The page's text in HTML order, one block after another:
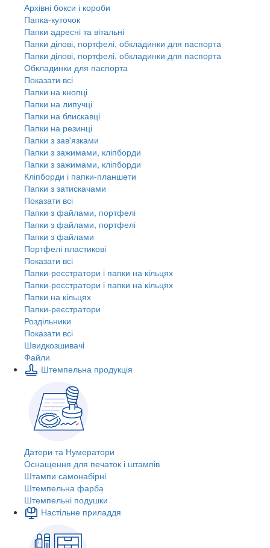
Архівні бокси і короби
Папка-куточок
Папки адресні та вітальні
Папки ділові, портфелі, обкладинки для паспорта
Папки ділові, портфелі, обкладинки для паспорта
Обкладинки для паспорта
Показати всі
Папки на кнопці
Папки на липучці
Папки на блискавці
Папки на резинці
Папки з зав'язками
Папки з зажимами, кліпборди
Папки з зажимами, кліпборди
Кліпборди і папки-планшети
Папки з затискачами
Показати всі
Папки з файлами, портфелі
Папки з файлами, портфелі
Папки з файлами
Портфелі пластикові
Показати всі
Папки-реєстратори і папки на кільцях
Папки-реєстратори і папки на кільцях
Папки на кільцях
Папки-реєстратори
Роздільники
Показати всі
Швидкозшивачi
Файли
Штемпельна продукція
Датери та Нумератори
Оснащення для печаток і штампів
Штампи самонабірні
Штемпельна фарба
Штемпельні подушки
Настільне приладдя